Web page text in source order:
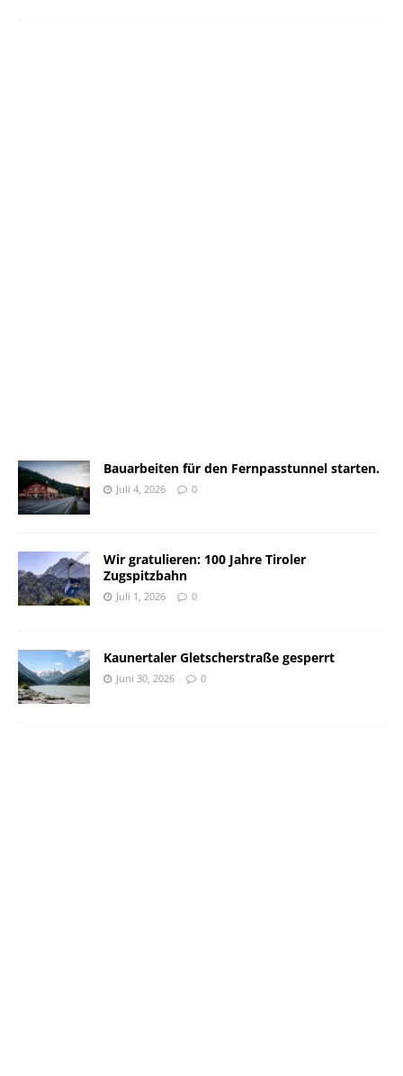
Bauarbeiten für den Fernpasstunnel starten.
Juli 4, 2026 0
Wir gratulieren: 100 Jahre Tiroler
Zugspitzbahn
Juli 1, 2026 0
Kaunertaler Gletscherstraße gesperrt
Juni 30, 2026 0